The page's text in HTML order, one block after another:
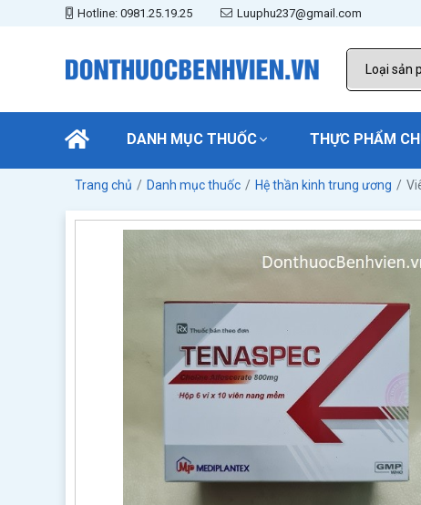
Hotline: 0981.25.19.25 Luuphu237@gmail.com
DANH MỤC THUỐC THỰC PHẨM
Trang chủ Danh mục thuốc Hệ thần kinh trung ương